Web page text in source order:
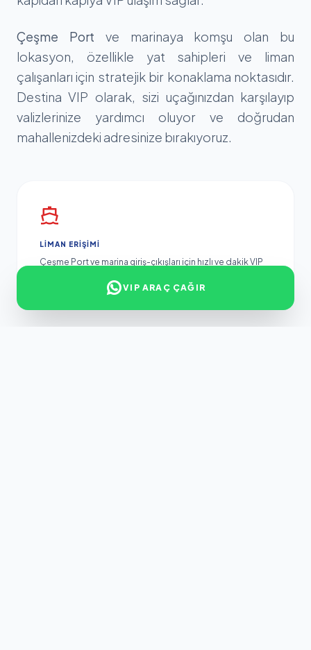
Çeşme Port ve marinaya komşu olan bu
lokasyon, özellikle yat sahipleri ve liman
çalışanları için stratejik bir konaklama noktasıdır.
Destina VIP olarak, sizi uçağınızdan karşılayıp
valizlerinize yardımcı oluyor ve doğrudan
mahallenizdeki adresinize bırakıyoruz.
LIMAN ERIŞIMI
Çeşme Port ve marina giriş-çıkışları için hızlı ve dakik VIP
VIP ARAÇ ÇAĞIR